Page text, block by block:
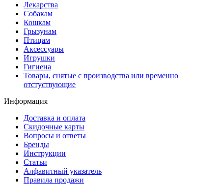
Лекарства
Собакам
Кошкам
Грызунам
Птицам
Аксессуары
Игрушки
Гигиена
Товары, снятые с производства или временно
отстуствующие
Информация
Доставка и оплата
Скидочные карты
Вопросы и ответы
Бренды
Инструкции
Статьи
Алфавитный указатель
Правила продажи